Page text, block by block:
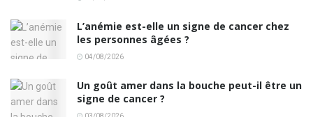
L’anémie est-elle un signe de cancer chez
les personnes âgées ?
04/08/2026
Un goût amer dans la bouche peut-il être un
signe de cancer ?